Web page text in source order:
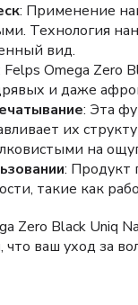
: Применение
Технология
вид.
Felps Omega Zero
и даже
: Эта
их
на
: Продукт
такие как
Zero Black Uniq
ваш уход за